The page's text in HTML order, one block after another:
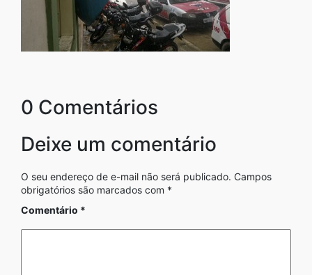
0 Comentários
Deixe um comentário
O seu endereço de e-mail não será publicado. Campos
obrigatórios são marcados com *
Comentário *